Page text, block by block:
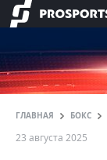
ГЛАВНАЯ БОКС
23 августа 2025